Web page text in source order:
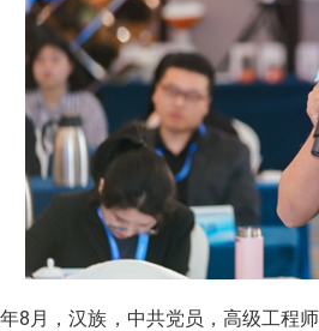
8月，汉族，中共党员，高级工程